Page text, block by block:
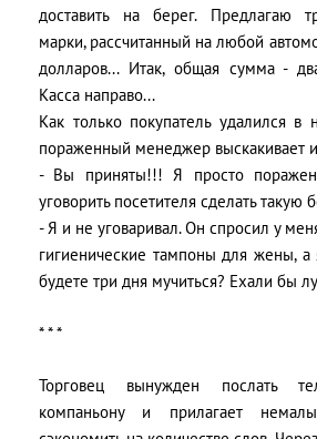
доставить на берег. Предлагаю
марки, рассчитанный на любой
долларов... Итак, общая сумма -
Касса направо...
Как только покупатель удалился в
пораженный менеджер выскакивает
- Вы приняты!!! Я просто
уговорить посетителя сделать такую
- Я и не уговаривал. Он спросил у
гигиенические тампоны для жены, а
будете три дня мучиться? Ехали бы
* * *
Торговец вынужден послать
компаньону и прилагает